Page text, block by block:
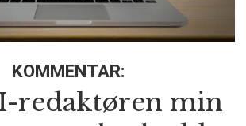
KOMMENTAR:
redaktøren min